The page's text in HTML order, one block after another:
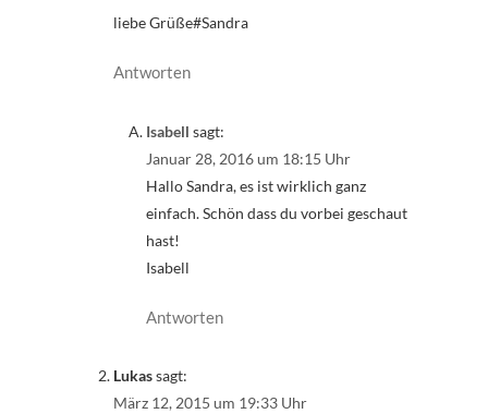
liebe Grüße#Sandra
Antworten
Isabell sagt:
Januar 28, 2016 um 18:15 Uhr
Hallo Sandra, es ist wirklich ganz
einfach. Schön dass du vorbei geschaut
hast!
Isabell
Antworten
Lukassagt:
März 12, 2015 um 19:33 Uhr